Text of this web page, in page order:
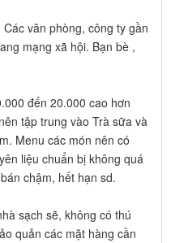
văn phòng, công ty gần
mạng xã hội. Bạn bè ,
đến 20.000 cao hơn
tập trung vào Trà sữa và
Menu các món nên có
liệu chuẩn bị không quá
chậm, hết hạn sd.
sạch sẽ, không có thú
quản các mặt hàng cần